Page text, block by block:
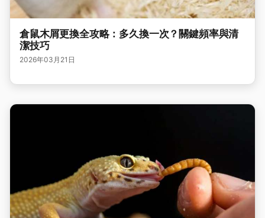
倉鼠木屑更換全攻略：多久換一次？關鍵頻率與清
潔技巧
2026年03月21日